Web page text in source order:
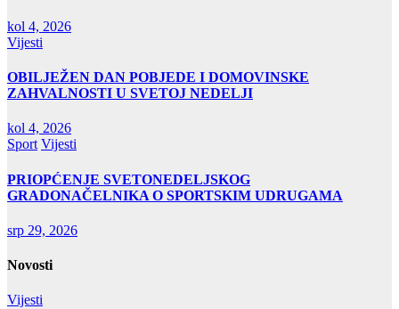
kol 4, 2026
Vijesti
OBILJEŽEN DAN POBJEDE I DOMOVINSKE
ZAHVALNOSTI U SVETOJ NEDELJI
kol 4, 2026
Sport Vijesti
PRIOPĆENJE SVETONEDELJSKOG
GRADONAČELNIKA O SPORTSKIM UDRUGAMA
srp 29, 2026
Novosti
Vijesti